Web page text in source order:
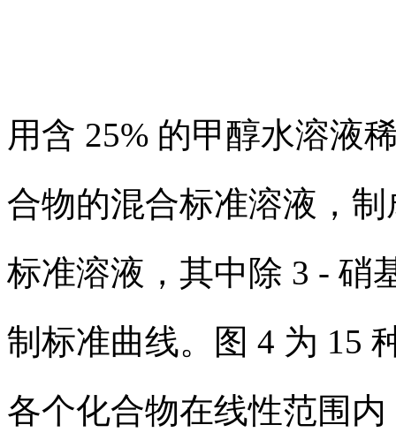
用含 25% 的甲醇水溶液
合物的混合标准溶液，
标准溶液，其中除 3 - 硝
制标准曲线。图 4 为 15
各个化合物在线性范围